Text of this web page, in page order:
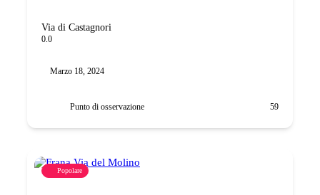
Via di Castagnori
0.0
Marzo 18, 2024
Punto di osservazione 59
Popolare